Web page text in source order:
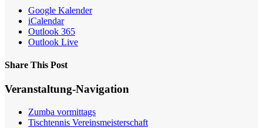
Google Kalender
iCalendar
Outlook 365
Outlook Live
Share This Post
Facebook
X
Reddit
LinkedIn
WhatsApp
Tumblr
Pinterest
Veranstaltung-Navigation
Zumba vormittags
Tischtennis Vereinsmeisterschaft